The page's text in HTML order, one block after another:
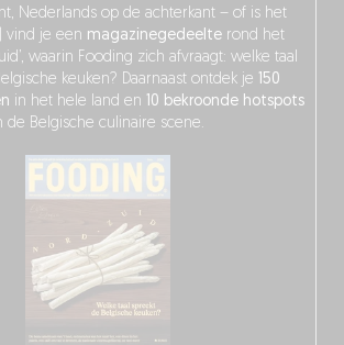
Nederlands op de achterkant – of is het
vind je een magazinegedeelte rond het
waarin Fooding zich afvraagt: welke taal
keuken? Daarnaast ontdek je 150
in het hele land en 10 bekroonde hotspots
de Belgische culinaire scene.